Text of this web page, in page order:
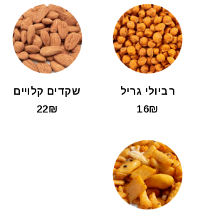
רביולי גריל
16₪
שקדים קלויים
22₪